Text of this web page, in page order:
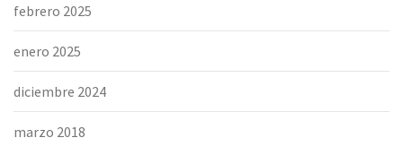
febrero 2025
enero 2025
diciembre 2024
marzo 2018